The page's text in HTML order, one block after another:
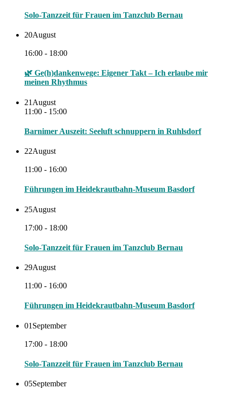
Solo-Tanzzeit für Frauen im Tanzclub Bernau
20August
16:00 - 18:00
🌿 Ge(h)dankenwege: Eigener Takt – Ich erlaube mir
meinen Rhythmus
21 August
11:00 - 15:00
Barnimer Auszeit: Seeluft schnuppern in Ruhlsdorf
22August
11:00 - 16:00
Führungen im Heidekrautbahn-Museum Basdorf
25August
17:00 - 18:00
Solo-Tanzzeit für Frauen im Tanzclub Bernau
29August
11:00 - 16:00
Führungen im Heidekrautbahn-Museum Basdorf
01 September
17:00 - 18:00
Solo-Tanzzeit für Frauen im Tanzclub Bernau
05September